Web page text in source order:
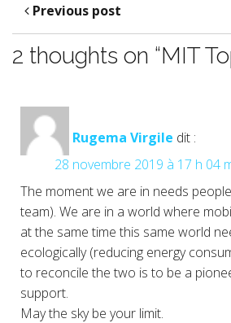
Previous post
2 thoughts on “MIT
Rugema Virgile dit :
28 novembre 2019 à 17 h 04
The moment we are in needs
team). We are in a world where
at the same time this same world
ecologically (reducing energy
to reconcile the two is to be a
support.
May the sky be your limit.